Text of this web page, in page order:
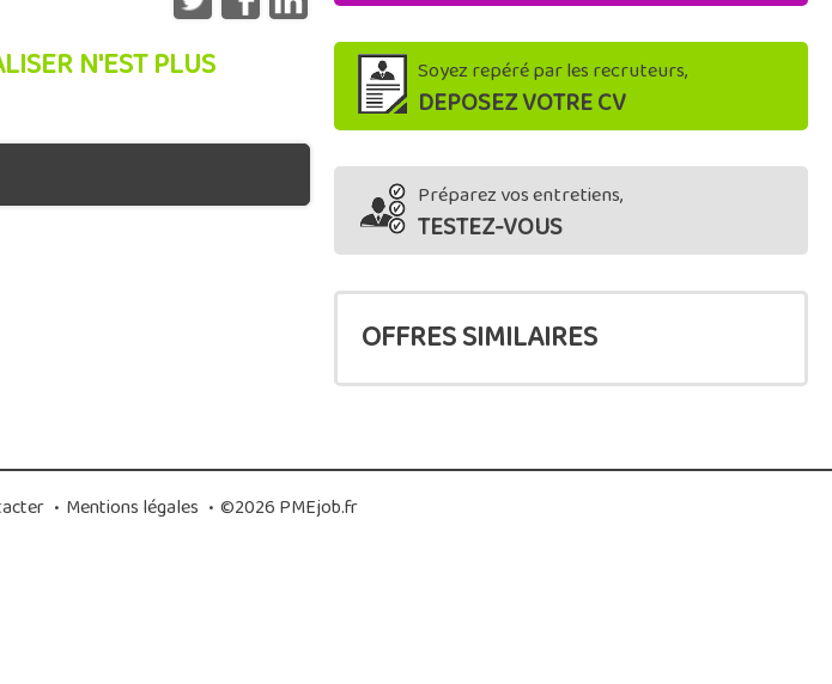
N'EST PLUS Soyez repéré par les recruteurs,
DEPOSEZ VOTRE CV
Préparez vos entretiens,
TESTEZ-VOUS
OFFRES SIMILAIRES
• Mentions légales • ©2026 PMEjob.fr